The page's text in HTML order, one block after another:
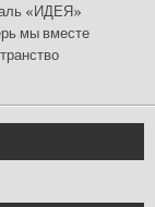
«ИДЕЯ»
мы вместе